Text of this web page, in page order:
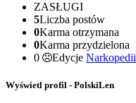
ZASŁUGI
5Liczba postów
0Karma otrzymana
0Karma przydzielona
0
Edycje Narkopedii
Wyświetl profil - PolskiLen